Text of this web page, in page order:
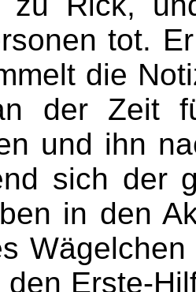
tot.
die
der Zeit
und ihn
sich der
in den
den Erste-